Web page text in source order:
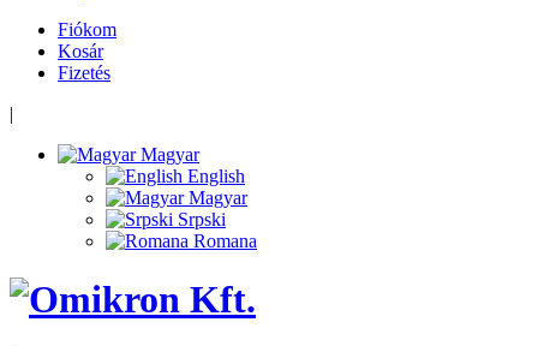
Fiókom
Kosár
Fizetés
|
Magyar
English
Magyar
Srpski
Romana